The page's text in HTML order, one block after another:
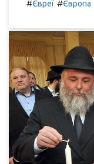
#Євреї #Європа